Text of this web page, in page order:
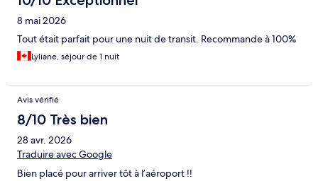
8 mai 2026
Tout était parfait pour une nuit de transit. Recommande à 100%
Lyliane, séjour de 1 nuit
Avis vérifié
8/10 Très bien
28 avr. 2026
Traduire avec Google
Bien placé pour arriver tôt à l’aéroport !!